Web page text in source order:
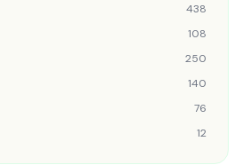
438
108
250
140
76
12